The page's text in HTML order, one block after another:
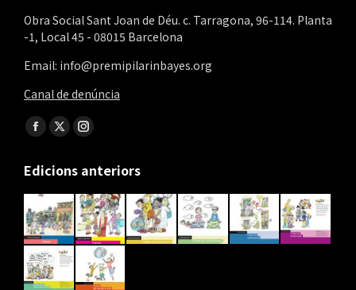
Obra Social Sant Joan de Déu. c. Tarragona, 96-114. Planta
-1, Local 45 - 08015 Barcelona
Email: info@premipilarinbayes.org
Canal de denúncia
Find us on:
Facebook
opens
in
new
window
X
opens
in
new
window
Instagram
opens
in
new
window
Edicions anteriors